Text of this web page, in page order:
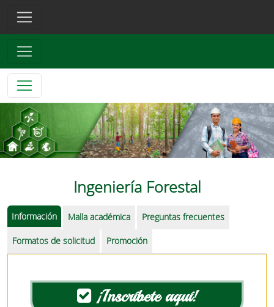
Ingeniería Forestal
Información Malla académica Preguntas frecuentes
Formatos de solicitud Promoción
¡Inscríbete aquí!